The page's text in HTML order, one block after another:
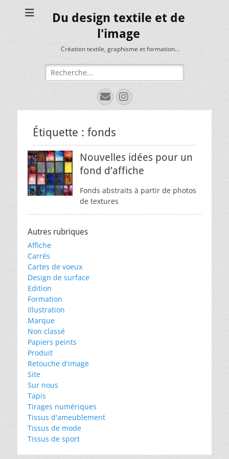
Du design textile et de
l'image
Création textile, graphisme et formation…
Rechercher :
E-
mail
Instagram
Étiquette : fonds
Nouvelles idées pour un
fond d’affiche
Fonds abstraits à partir de photos
de textures
Autres rubriques
Affiche
Carrés
Cartes de voeux
Design de surface
Edition
Formation
Illustration
Marque
Non classé
Papiers peints
Produit
Retouche d'image
Site
Sur nous
Tapis
Tirages numériques
Tissus d'ameublement
Tissus de mode
Tissus de sport